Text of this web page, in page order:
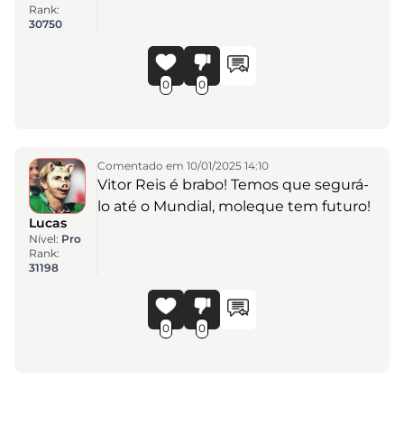
Rank:
30750
0 0
Lucas
Nível: Pro
Rank:
31198
Comentado em 10/01/2025 14:10
Vitor Reis é brabo! Temos que segurá-
lo até o Mundial, moleque tem futuro!
0 0